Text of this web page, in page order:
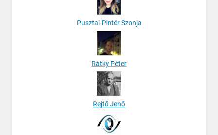
Pusztai-Pintér Szonja
Rátky Péter
Rejtő Jenő